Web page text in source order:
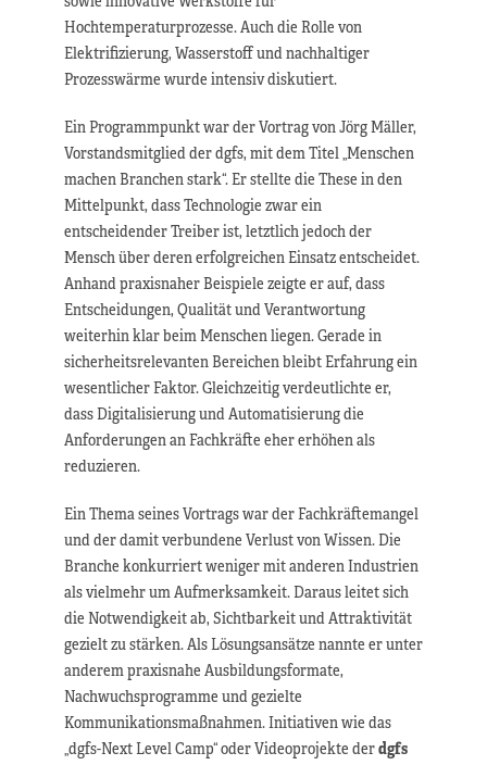
Hochtemperaturprozesse. Auch die Rolle von
Elektrifizierung, Wasserstoff und nachhaltiger
Prozesswärme wurde intensiv diskutiert.
Ein Programmpunkt war der Vortrag von Jörg Mäller,
Vorstandsmitglied der dgfs, mit dem Titel „Menschen
machen Branchen stark“. Er stellte die These in den
Mittelpunkt, dass Technologie zwar ein
entscheidender Treiber ist, letztlich jedoch der
Mensch über deren erfolgreichen Einsatz entscheidet.
Anhand praxisnaher Beispiele zeigte er auf, dass
Entscheidungen, Qualität und Verantwortung
weiterhin klar beim Menschen liegen. Gerade in
sicherheitsrelevanten Bereichen bleibt Erfahrung ein
wesentlicher Faktor. Gleichzeitig verdeutlichte er,
dass Digitalisierung und Automatisierung die
Anforderungen an Fachkräfte eher erhöhen als
reduzieren.
Ein Thema seines Vortrags war der Fachkräftemangel
und der damit verbundene Verlust von Wissen. Die
Branche konkurriert weniger mit anderen Industrien
als vielmehr um Aufmerksamkeit. Daraus leitet sich
die Notwendigkeit ab, Sichtbarkeit und Attraktivität
gezielt zu stärken. Als Lösungsansätze nannte er unter
anderem praxisnahe Ausbildungsformate,
Nachwuchsprogramme und gezielte
Kommunikationsmaßnahmen. Initiativen wie das
„dgfs-Next Level Camp“ oder Videoprojekte derdgfs